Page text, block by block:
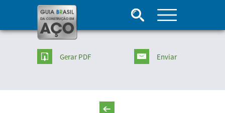
Gerar PDF Enviar